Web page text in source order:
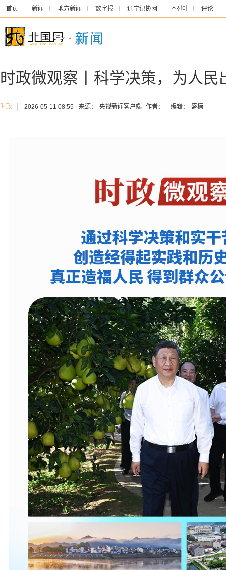
首页 新闻 地方新闻 数字报 辽宁记协网 조선어 评论
时政微观察丨科学决策，为人民
时政 2026-05-11 08:55 来源： 央视新闻客户端 作者： 编辑： 盛楠